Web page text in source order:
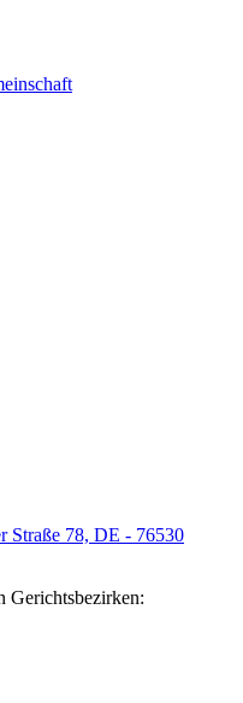
Straße 78, DE - 76530
Gerichtsbezirken: